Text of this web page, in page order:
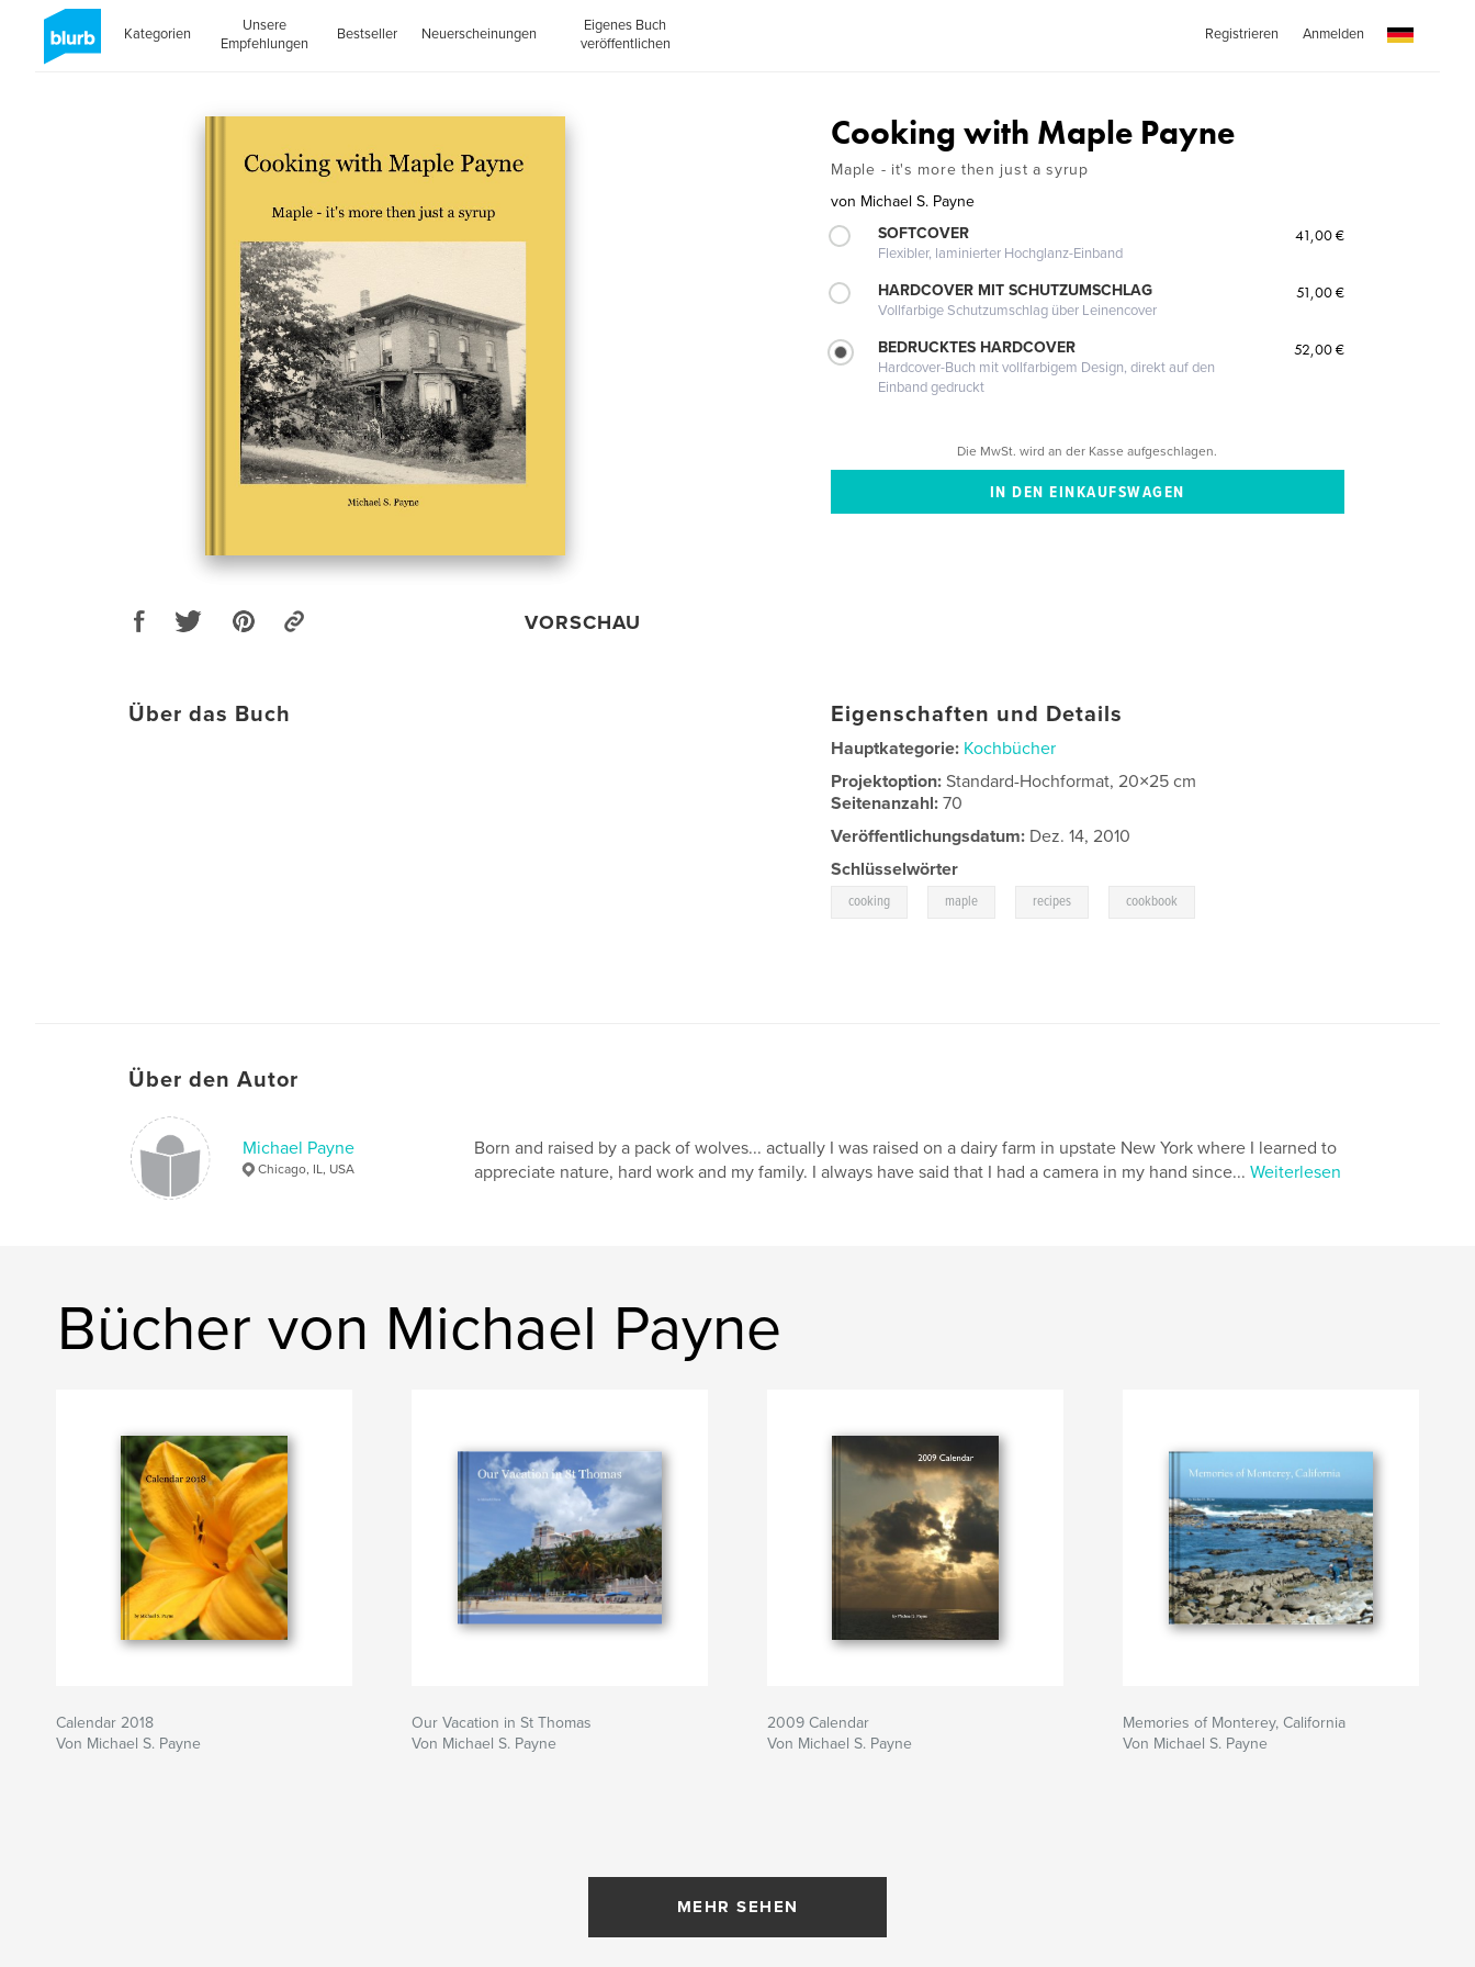
Kategorien
Unsere
Empfehlungen
Bestseller Neuerscheinungen
Eigenes Buch
veröffentlichen
Registrieren Anmelden
VORSCHAU
Cooking with Maple Payne
Maple - it's more then just a syrup
von Michael S. Payne
SOFTCOVER
Flexibler, laminierter Hochglanz-Einband
41,00 €
HARDCOVER MIT SCHUTZUMSCHLAG
Vollfarbige Schutzumschlag über Leinencover
51,00 €
BEDRUCKTES HARDCOVER
Hardcover-Buch mit vollfarbigem Design, direkt auf den
Einband gedruckt
52,00 €
Die MwSt. wird an der Kasse aufgeschlagen.
Über das Buch Eigenschaften und Details
Hauptkategorie: Kochbücher
Projektoption:Standard-Hochformat, 20×25 cm
Seitenanzahl:70
Veröffentlichungsdatum: Dez. 14, 2010
Schlüsselwörter
cooking maple recipes cookbook
Über den Autor
Michael Payne
Chicago, IL, USA
Born and raised by a pack of wolves... actually I was raised on a dairy farm in upstate New York where I learned to
appreciate nature, hard work and my family. I always have said that I had a camera in my hand since... Weiterlesen
Bücher von Michael Payne
Calendar 2018
Von Michael S. Payne
Our Vacation in St Thomas
Von Michael S. Payne
2009 Calendar
Von Michael S. Payne
Memories of Monterey, California
Von Michael S. Payne
MEHR SEHEN